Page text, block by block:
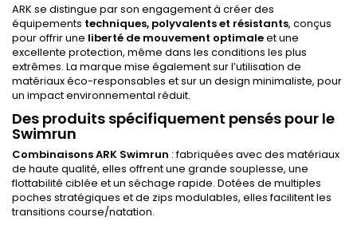
ARK se distingue par son engagement à créer des
équipements techniques, polyvalents et résistants, conçus
pour offrir une liberté de mouvement optimaleet une
excellente protection, même dans les conditions les plus
extrêmes. La marque mise également sur l’utilisation de
matériaux éco-responsables et sur un design minimaliste, pour
un impact environnemental réduit.
Des produits spécifiquement pensés pour le
Swimrun
Combinaisons ARK Swimrun : fabriquées avec des matériaux
de haute qualité, elles offrent une grande souplesse, une
flottabilité ciblée et un séchage rapide. Dotées de multiples
poches stratégiques et de zips modulables, elles facilitent les
transitions course/natation.